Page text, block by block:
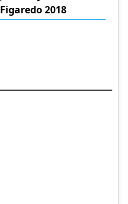
Figaredo 2018